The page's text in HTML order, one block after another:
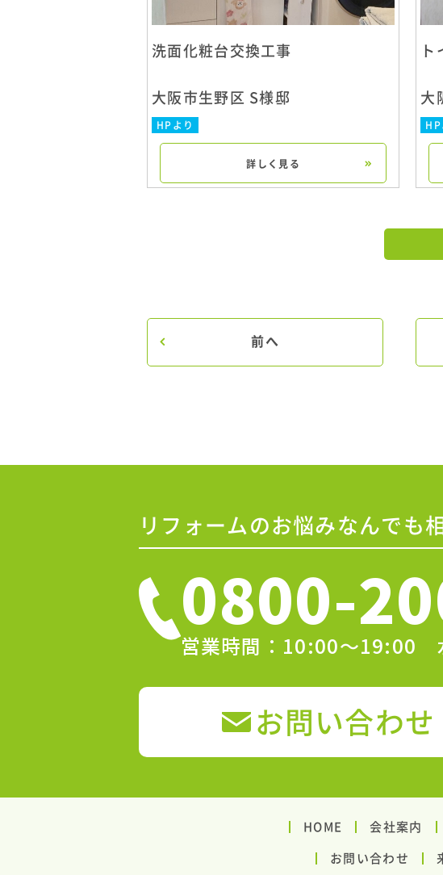
洗面化粧台交換工事
大阪市生野区 S様邸
HPより
詳しく見る
大
HP
前へ
リフォームのお悩みなんでも
0800-
営業時間：10:00〜19:00
お問い合わせ
HOME 会社案内
お問い合わせ